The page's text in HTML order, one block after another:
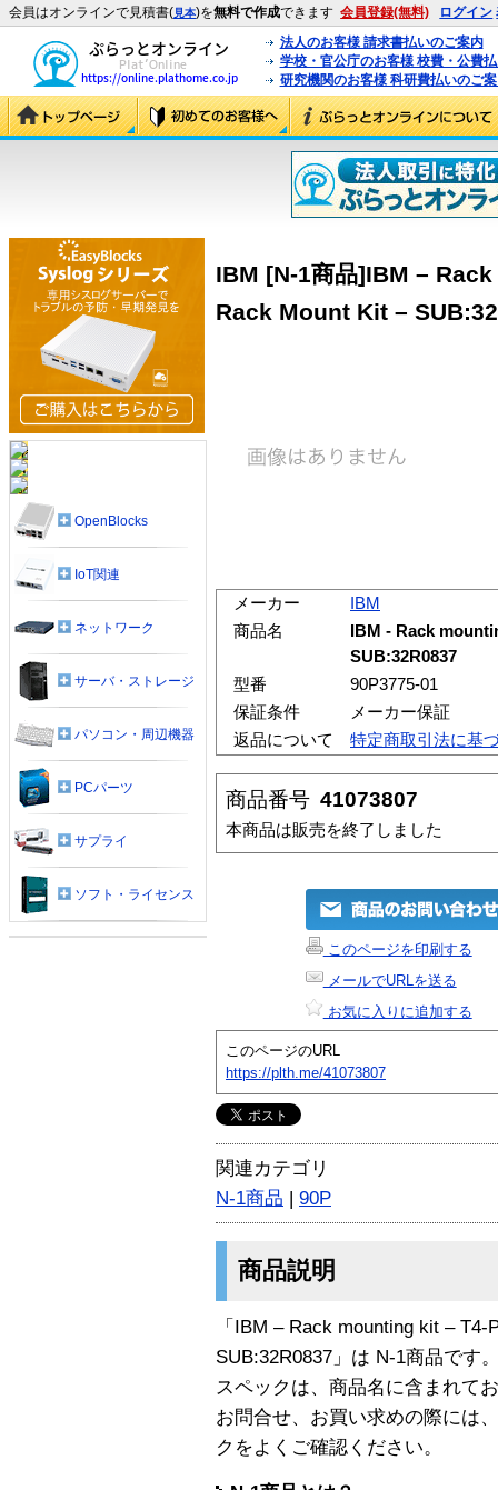
会員はオンラインで見積書(見本)を無料で作成できます 会員登録(無料) ログイン
法人のお客様 請求書払いのご案内
学校・官公庁のお客様 校費・公費
研究機関のお客様 科研費払いのご
IBM [N-1商品]IBM –
Rack Mount Kit –
メーカー
IBM
商品名
IBM - Rack
SUB:32R0837
型番
90P3775-01
保証条件
メーカー保証
返品について
特定商取引法に基
商品番号 41073807
本商品は販売を終了しました
このページを印刷する
メールでURLを送る
お気に入りに追加する
このページのURL
https://plth.me/41073807
関連カテゴリ
N-1商品 | 90P
商品説明
「IBM – Rack mounting kit –
SUB:32R0837」は N-1商品です
スペックは、商品名に含まれて
お問合せ、お買い求めの際には
クをよくご確認ください。
OpenBlocks
IoT関連
ネットワーク
サーバ・ストレージ
パソコン・周辺機器
PCパーツ
サプライ
ソフト・ライセンス